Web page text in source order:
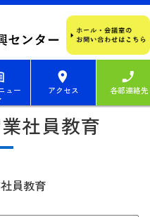
ュー
place
アクセス
phone_enabled
各部連絡先
社員教育
員教育